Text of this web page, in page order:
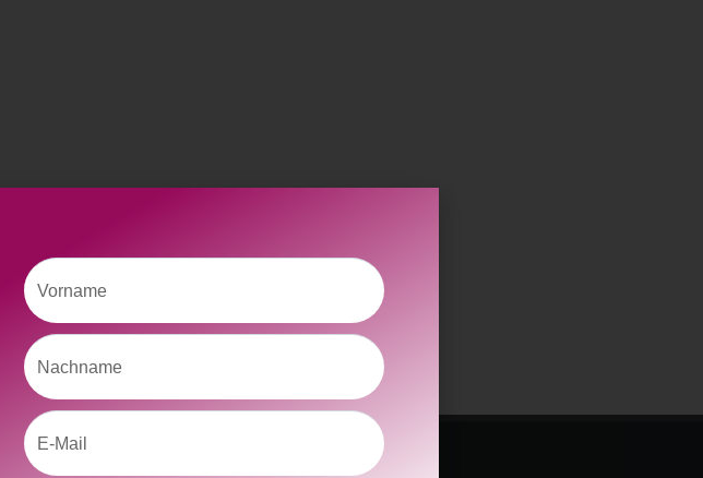
Vorname
Nachname
Email